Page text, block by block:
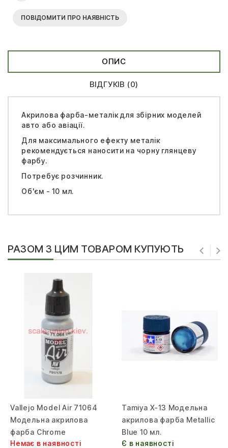
ПОВІДОМИТИ ПРО НАЯВНІСТЬ
ОПИС
ВІДГУКІВ (0)
Акрилова фарба-металік для збірних моделей
авто або авіації.
Для максимального ефекту металік
рекомендується наносити на чорну глянцеву
фарбу.
Потребує розчинник.
Об'єм - 10 мл.
РАЗОМ З ЦИМ ТОВАРОМ КУПУЮТЬ
Vallejo Model Air 71064
Модельна акрилова
фарба Chrome
Немає в наявності
Tamiya X-13 Модельна
акрилова фарба Metallic
Blue 10 мл.
Є в наявності